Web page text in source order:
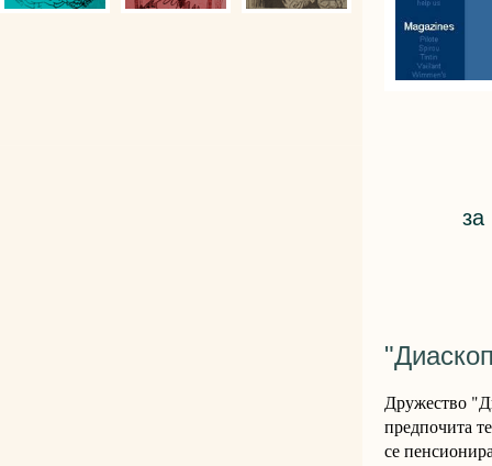
за
Дружество
предпочита
се